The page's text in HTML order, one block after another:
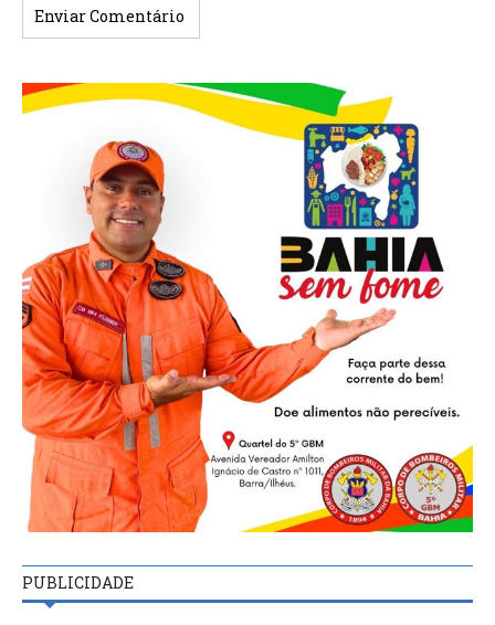
PUBLICIDADE